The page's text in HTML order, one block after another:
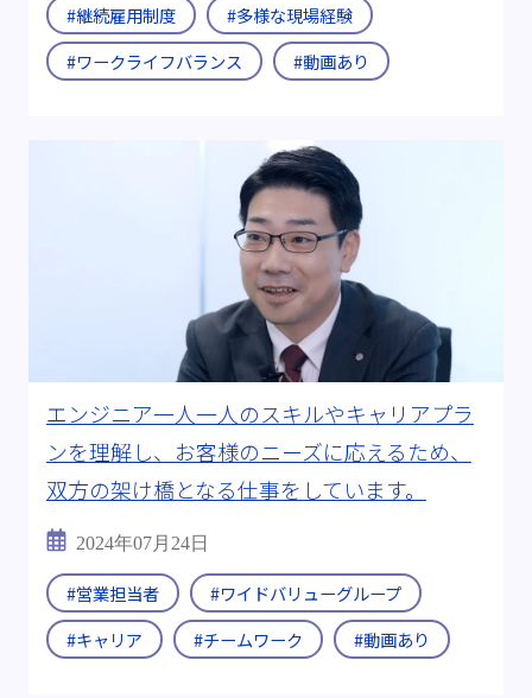
#継続雇用制度
#多様な現場経験
#ワークライフバランス
#動画あり
エンジニア一人一人のスキルやキャリアプラ
ンを理解し、お客様のニーズに応えるため、
双方の架け橋となる仕事をしています。
2024年07月24日
#営業担当者
#ワイドバリューグループ
#キャリア
#チームワーク #動画あり